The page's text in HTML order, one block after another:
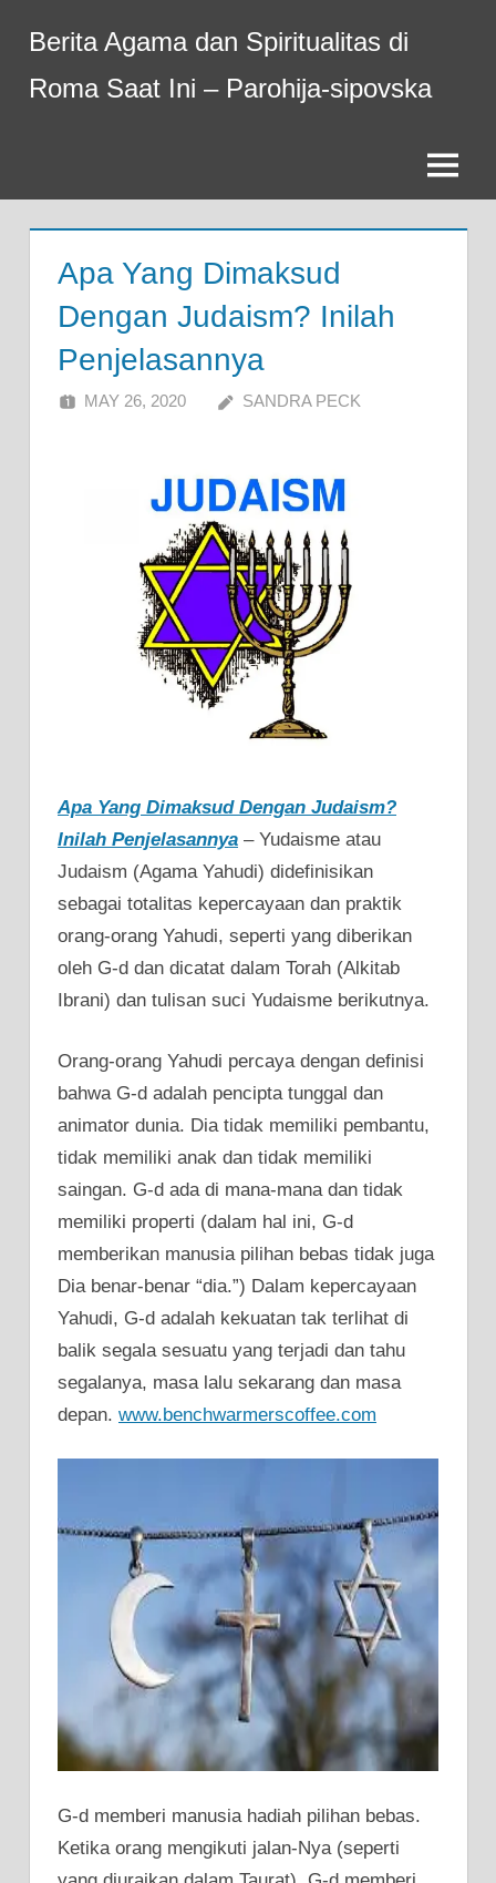
content
Berita Agama dan Spiritualitas di
Roma Saat Ini – Parohija-sipovska
Menu
Apa Yang Dimaksud
Dengan Judaism? Inilah
Penjelasannya
MAY 26, 2020 SANDRA PECK
Apa Yang Dimaksud Dengan Judaism?
Inilah Penjelasannya – Yudaisme atau
Judaism (Agama Yahudi) didefinisikan
sebagai totalitas kepercayaan dan praktik
orang-orang Yahudi, seperti yang diberikan
oleh G-d dan dicatat dalam Torah (Alkitab
Ibrani) dan tulisan suci Yudaisme berikutnya.
Orang-orang Yahudi percaya dengan definisi
bahwa G-d adalah pencipta tunggal dan
animator dunia. Dia tidak memiliki pembantu,
tidak memiliki anak dan tidak memiliki
saingan. G-d ada di mana-mana dan tidak
memiliki properti (dalam hal ini, G-d
memberikan manusia pilihan bebas tidak juga
Dia benar-benar “dia.”) Dalam kepercayaan
Yahudi, G-d adalah kekuatan tak terlihat di
balik segala sesuatu yang terjadi dan tahu
segalanya, masa lalu sekarang dan masa
depan. www.benchwarmerscoffee.com
G-d memberi manusia hadiah pilihan bebas.
Ketika orang mengikuti jalan-Nya (seperti